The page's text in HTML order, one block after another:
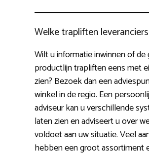
Welke trapliften
Wilt u informatie inwinnen of
productlijn trapliften eens met
zien? Bezoek dan een
winkel in de regio. Een
adviseur kan u verschillende
laten zien en adviseert u over
voldoet aan uw situatie. Veel
hebben een groot assortiment